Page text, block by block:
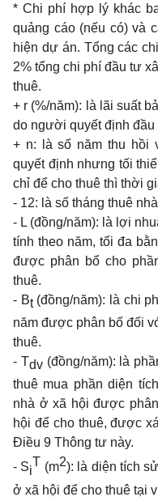
* Chi phí hợp lý khác
quảng cáo (nếu có) và
hiện dự án. Tổng các
2% tổng chi phí đầu tư
thuê.
+ r (%/năm): là lãi suất
do người quyết định đầu
+ n: là số năm thu hồi
quyết định nhưng tối
chỉ để cho thuê thì thời
- 12: là số tháng thuê
- L (đồng/năm): là lợi
tính theo năm, tối đa
được phân bổ cho
thuê.
- Bt(đồng/năm): là chi
năm được phân bố đối
thuê.
- Tdv(đồng/năm): là
thuê mua phần diện
nhà ở xã hội được
hội để cho thuê, được
Điều 9 Thông tư này.
- Si
T (m2): là diện tích
ở xã hội để cho thuê tại